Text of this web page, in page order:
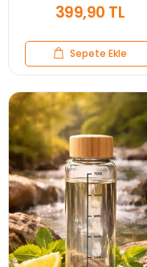
399,90 TL
Sepete Ekle